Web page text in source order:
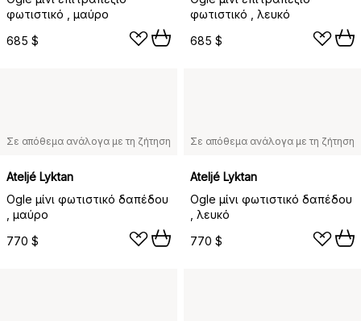
φωτιστικό , μαύρο
685 $
φωτιστικό , λευκό
685 $
Σε απόθεμα ανάλογα με τη ζήτηση
Ateljé Lyktan
Ogle μίνι φωτιστικό δαπέδου
, μαύρο
770 $
Σε απόθεμα ανάλογα με τη ζήτηση
Ateljé Lyktan
Ogle μίνι φωτιστικό δαπέδου
, λευκό
770 $